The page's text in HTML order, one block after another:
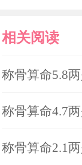
相关阅读
称骨算命5.8
称骨算命4.7
称骨算命2.1